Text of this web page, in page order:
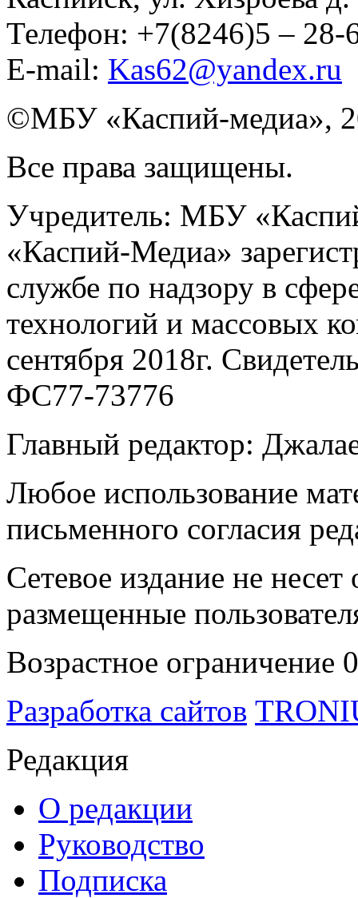
Телефон: +7(8246)5 –
E-mail: Kas62@yandex.ru
©️МБУ «Каспий-медиа»,
Все права защищены.
Учредитель: МБУ
«Каспий-Медиа»
службе по надзору в
технологий и массовых
сентября 2018г.
ФС77-73776
Главный редактор:
Любое использование
письменного согласия
Сетевое издание не
размещенные
Возрастное ограничение
Разработка сайтов
Редакция
О редакции
Руководство
Подписка